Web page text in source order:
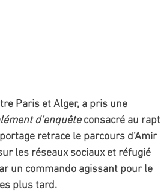
Paris et Alger, a pris une
d’enquête consacré au rapt
retrace le parcours d’Amir
les réseaux sociaux et réfugié
un commando agissant pour le
plus tard.